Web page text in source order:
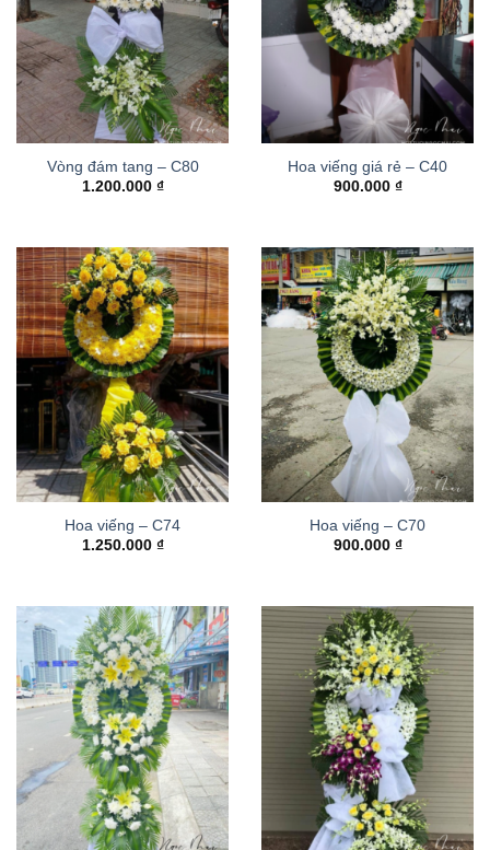
Vòng đám tang – C80
1.200.000 ₫
Hoa viếng giá rẻ – C40
900.000 ₫
Hoa viếng – C74
1.250.000 ₫
Hoa viếng – C70
900.000 ₫